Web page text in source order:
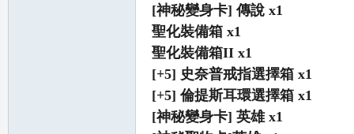
[神秘變身卡] 傳說 x1
聖化裝備箱 x1
聖化裝備箱II x1
[+5] 史奈普戒指選擇箱 x1
[+5] 倫提斯耳環選擇箱 x1
[神秘變身卡] 英雄 x1